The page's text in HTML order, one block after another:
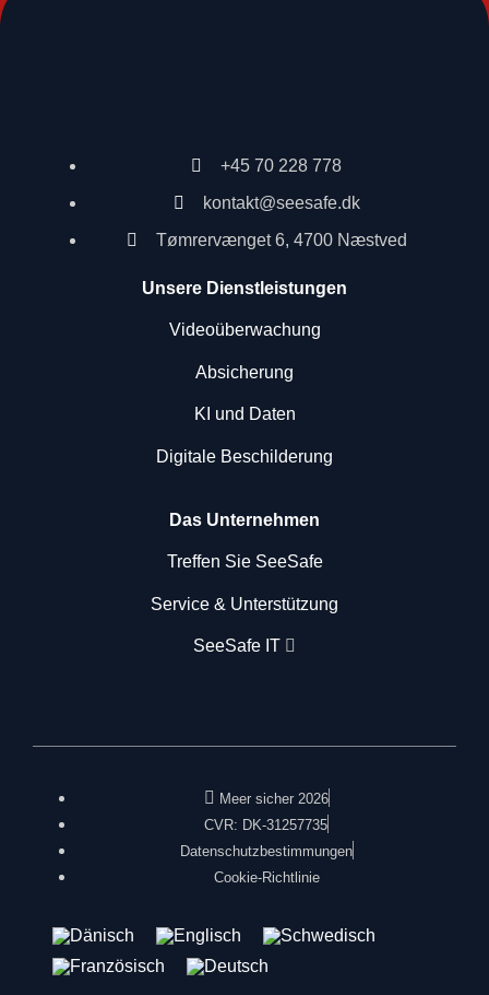
+45 70 228 778
kontakt@seesafe.dk
Tømrervænget 6, 4700 Næstved
Unsere Dienstleistungen
Videoüberwachung
Absicherung
KI und Daten
Digitale Beschilderung
Das Unternehmen
Treffen Sie SeeSafe
Service & Unterstützung
SeeSafe IT
Meer sicher 2026
CVR: DK-31257735
Datenschutzbestimmungen
Cookie-Richtlinie